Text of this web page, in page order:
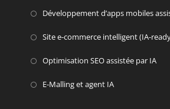
Développement d’apps mobiles
Site e-commerce intelligent (IA-
Optimisation SEO assistée par IA
E-Malling et agent IA